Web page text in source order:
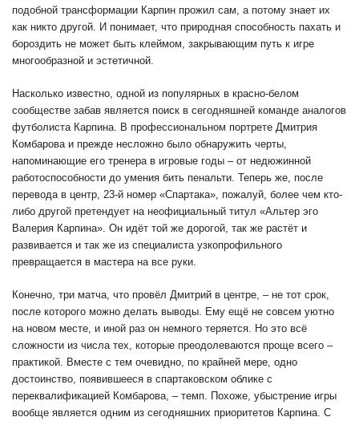
подобной трансформации Карпин прожил сам, а потому знает их
как никто другой. И понимает, что природная способность пахать и
бороздить не может быть клеймом, закрывающим путь к игре
многообразной и эстетичной.
Насколько известно, одной из популярных в красно-белом
сообществе забав является поиск в сегодняшней команде аналогов
футболиста Карпина. В профессиональном портрете Дмитрия
Комбарова и прежде несложно было обнаружить черты,
напоминающие его тренера в игровые годы – от недюжинной
работоспособности до умения бить пенальти. Теперь же, после
перевода в центр, 23-й номер «Спартака», пожалуй, более чем кто-
либо другой претендует на неофициальный титул «Альтер эго
Валерия Карпина». Он идёт той же дорогой, так же растёт и
развивается и так же из специалиста узкопрофильного
превращается в мастера на все руки.
Конечно, три матча, что провёл Дмитрий в центре, – не тот срок,
после которого можно делать выводы. Ему ещё не совсем уютно
на новом месте, и иной раз он немного теряется. Но это всё
сложности из числа тех, которые преодолеваются проще всего –
практикой. Вместе с тем очевидно, по крайней мере, одно
достоинство, появившееся в спартаковском облике с
переквалификацией Комбарова, – темп. Похоже, убыстрение игры
вообще является одним из сегодняшних приоритетов Карпина. С